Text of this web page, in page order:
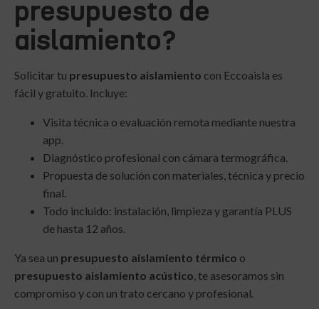
presupuesto de
aislamiento?
Solicitar tu presupuesto aislamiento con Eccoaisla es
fácil y gratuito. Incluye:
Visita técnica o evaluación remota mediante nuestra
app.
Diagnóstico profesional con cámara termográfica.
Propuesta de solución con materiales, técnica y precio
final.
Todo incluido: instalación, limpieza y garantía PLUS
de hasta 12 años.
Ya sea un presupuesto aislamiento térmico o
presupuesto aislamiento acústico , te asesoramos sin
compromiso y con un trato cercano y profesional.